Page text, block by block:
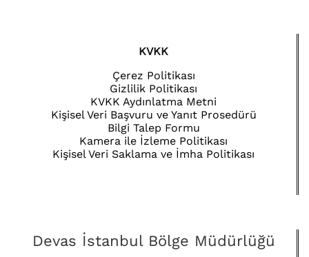
KVKK
Çerez Politikası
Gizlilik Politikası
KVKK Aydınlatma Metni
Kişisel Veri Başvuru ve Yanıt Prosedürü
Bilgi Talep Formu
Kamera ile İzleme Politikası
Kişisel Veri Saklama ve İmha Politikası
Devas İstanbul Bölge Müdürlüğü